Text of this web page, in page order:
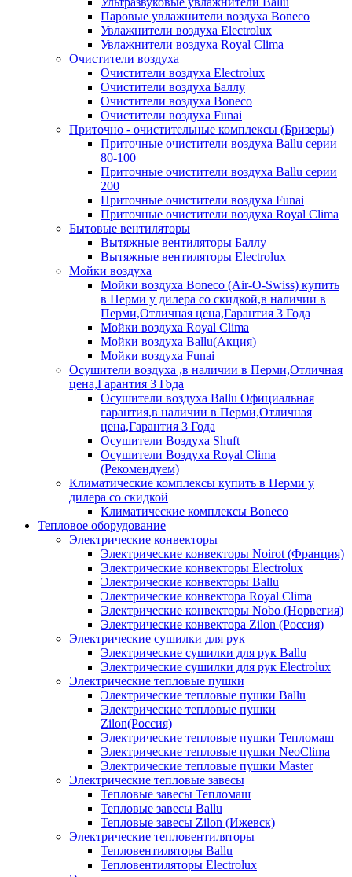
Паровые увлажнители воздуха Boneco
Увлажнители воздуха Electrolux
Увлажнители воздуха Royal Clima
Очистители воздуха
Очистители воздуха Electrolux
Очистители воздуха Баллу
Очистители воздуха Boneco
Очистители воздуха Funai
Приточно - очистительные комплексы (Бризеры)
Приточные очистители воздуха Ballu серии
80-100
Приточные очистители воздуха Ballu серии
200
Приточные очистители воздуха Funai
Приточные очистители воздуха Royal Clima
Бытовые вентиляторы
Вытяжные вентиляторы Баллу
Вытяжные вентиляторы Electrolux
Мойки воздуха
Мойки воздуха Boneco (Air-O-Swiss) купить
в Перми у дилера со скидкой,в наличии в
Перми,Отличная цена,Гарантия 3 Года
Мойки воздуха Royal Clima
Мойки воздуха Ballu(Акция)
Мойки воздуха Funai
Осушители воздуха ,в наличии в Перми,Отличная
цена,Гарантия 3 Года
Осушители воздуха Ballu Официальная
гарантия,в наличии в Перми,Отличная
цена,Гарантия 3 Года
Осушители Воздуха Shuft
Осушители Воздуха Royal Clima
(Рекомендуем)
Климатические комплексы купить в Перми у
дилера со скидкой
Климатические комплексы Boneсo
Тепловое оборудование
Электрические конвекторы
Электрические конвекторы Noirot (Франция)
Электрические конвекторы Electrolux
Электрические конвекторы Ballu
Электрические конвектора Royal Clima
Электрические конвекторы Nobo (Норвегия)
Электрические конвектора Zilon (Россия)
Электрические сушилки для рук
Электрические сушилки для рук Ballu
Электрические сушилки для рук Electrolux
Электрические тепловые пушки
Электрические тепловые пушки Ballu
Электрические тепловые пушки
Zilon(Россия)
Электрические тепловые пушки Тепломаш
Электрические тепловые пушки NeoClima
Электрические тепловые пушки Master
Электрические тепловые завесы
Тепловые завесы Тепломаш
Тепловые завесы Ballu
Тепловые завесы Zilon (Ижевск)
Электрические тепловентиляторы
Тепловентиляторы Ballu
Тепловентиляторы Electrolux